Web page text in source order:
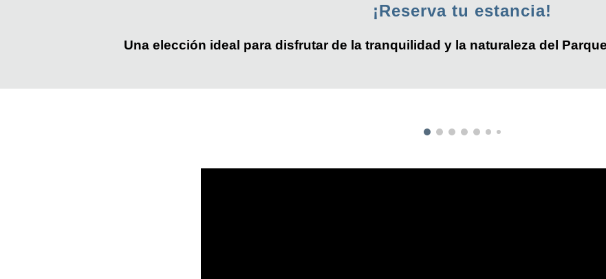
¡Reserva tu estancia!
Una elección ideal para disfrutar de la tranquilidad y la naturaleza del